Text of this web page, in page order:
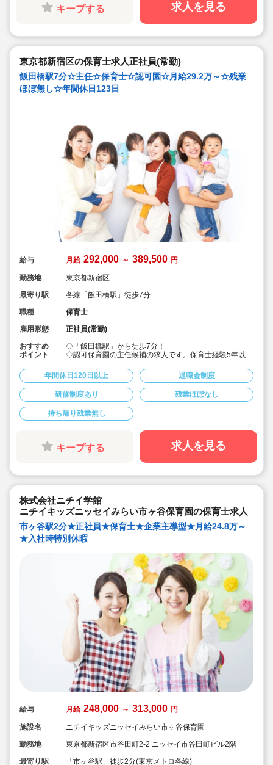
◇各種手当てや社内割引など福利厚生が充実
◇多彩なキャリアアップ研修 / 年間100以上実施 / 万全の
キープする 求人を見る
東京都新宿区の保育士求人正社員(常勤)
飯田橋駅7分☆主任☆保育士☆認可園☆月給29.2万～☆残業
ほぼ無し☆年間休日123日
給与 月給 292,000 ～ 389,500 円
勤務地
東京都新宿区
最寄り駅
各線「飯田橋駅」徒歩7分
職種
保育士
雇用形態
正社員(常勤)
おすすめ
ポイント
◇「飯田橋駅」から徒歩7分！
◇認可保育園の主任候補の求人です。保育士経験5年以上
◇月給292,000円?389,500円★経験を考慮して加算！賞
与3か月・残業は少なめと好条件です！
◇年間休日123日！有給休暇は入社2カ月後に3日、半年
後に13日付与☆役職についてもしっかりお休みが取れる
ので安心して働けます。
◇宿舎借上げ制度あり！初期費用・引っ越し費用補助も
あります♪借り上げ利用されない方には住宅手当て付与！
◇残業ゼロ推進 / 持ち帰り残業禁止 / 有給消化率も94.5%
◇各種手当てや社内割引など福利厚生が充実♪
◇多彩なキャリアアップ研修 / 年間100以上実施 / 万全の
年間休日120日以上 退職金制度
研修制度あり 残業ほぼなし
持ち帰り残業無し
キープする 求人を見る
株式会社ニチイ学館
ニチイキッズニッセイみらい市ヶ谷保育園の保育士求人
市ヶ谷駅2分★正社員★保育士★企業主導型★月給24.8万～
★入社時特別休暇
給与 月給 248,000 ～ 313,000 円
施設名
ニチイキッズニッセイみらい市ヶ谷保育園
勤務地
東京都新宿区市谷田町2-2 ニッセイ市谷田町ビル2階
最寄り駅
「市ヶ谷駅」徒歩2分(東京メトロ各線)